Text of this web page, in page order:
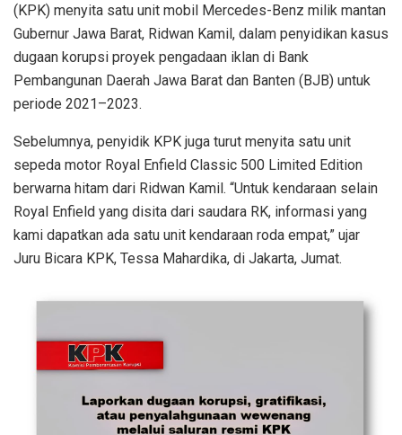
(KPK) menyita satu unit mobil Mercedes-Benz milik mantan
Gubernur Jawa Barat, Ridwan Kamil, dalam penyidikan kasus
dugaan korupsi proyek pengadaan iklan di Bank
Pembangunan Daerah Jawa Barat dan Banten (BJB) untuk
periode 2021–2023.
Sebelumnya, penyidik KPK juga turut menyita satu unit
sepeda motor Royal Enfield Classic 500 Limited Edition
berwarna hitam dari Ridwan Kamil. “Untuk kendaraan selain
Royal Enfield yang disita dari saudara RK, informasi yang
kami dapatkan ada satu unit kendaraan roda empat,” ujar
Juru Bicara KPK, Tessa Mahardika, di Jakarta, Jumat.